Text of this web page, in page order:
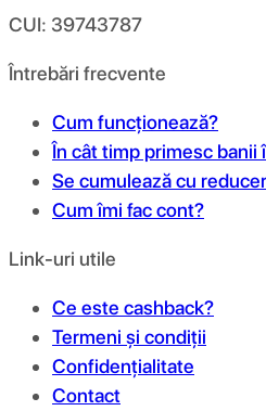
CUI: 39743787
Întrebări frecvente
Cum funcționează?
În cât timp primesc banii
Se cumulează cu
Cum îmi fac cont?
Link-uri utile
Ce este cashback?
Termeni și condiții
Confidențialitate
Contact